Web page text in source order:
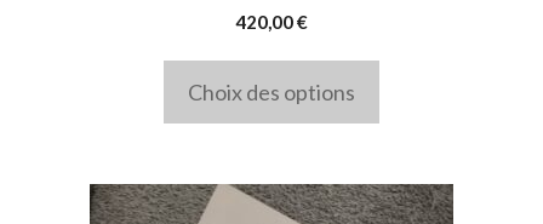
420,00€
Choix des options